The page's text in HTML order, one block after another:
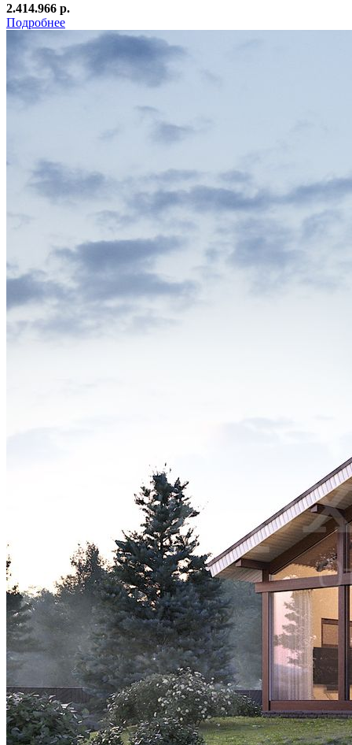
2.414.966 р.
Подробнее